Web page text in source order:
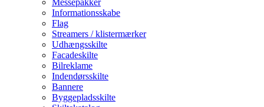
Informationsskabe
Flag
Streamers / klistermærker
Udhængsskilte
Facadeskilte
Bilreklame
Indendørsskilte
Bannere
Byggepladsskilte